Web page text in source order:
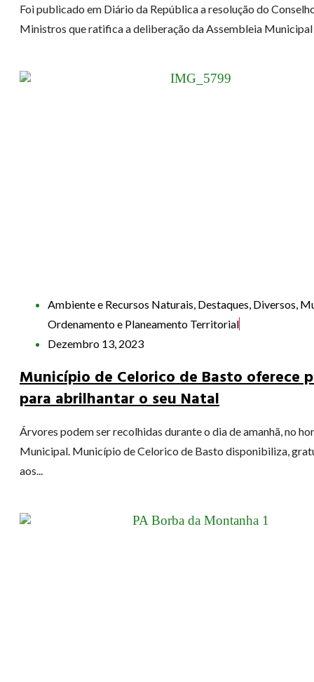
Foi publicado em Diário da República a resolução do
Ministros que ratifica a deliberação da Assembleia Municipal
Ambiente e Recursos Naturais, Destaques, Diversos,
Ordenamento e Planeamento Territorial
Dezembro 13, 2023
Município de Celorico de Basto oferece
para abrilhantar o seu Natal
Árvores podem ser recolhidas durante o dia de amanhã, no
Municipal. Município de Celorico de Basto disponibiliza,
aos...